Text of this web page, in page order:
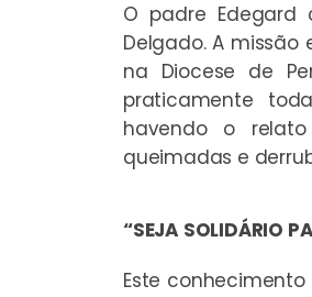
O padre
Delgado. A
na Diocese de
praticamente
havendo o relato
queimadas e
“SEJA SOLIDÁRIO
Este